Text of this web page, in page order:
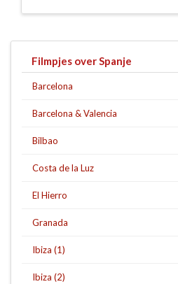
Filmpjes over Spanje
Barcelona
Barcelona & Valencia
Bilbao
Costa de la Luz
El Hierro
Granada
Ibiza (1)
Ibiza (2)